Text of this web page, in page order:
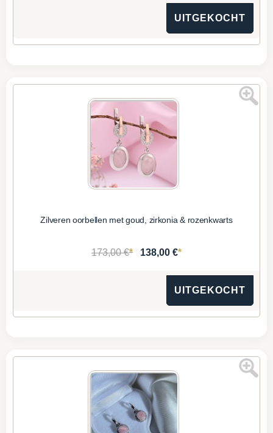
UITGEKOCHT
Zilveren oorbellen met goud, zirkonia & rozenkwarts
173,00 €* 138,00 €*
UITGEKOCHT